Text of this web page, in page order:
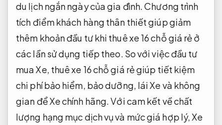
du lịch ngắn ngày của gia đình. Chương trình
tích điểm khách hàng thân thiết giúp giảm
thêm khoản đầu tư khi thuê xe 16 chỗ giá rẻ ở
các lần sử dụng tiếp theo. So với việc đầu tư
mua Xe, thuê xe 16 chỗ giá rẻ giúp tiết kiệm
chi phí bảo hiểm, bảo dưỡng, lái Xe và không
gian để Xe chính hãng. Với cam kết về chất
lượng hạng mục dịch vụ và mức giá hợp lý, Xe